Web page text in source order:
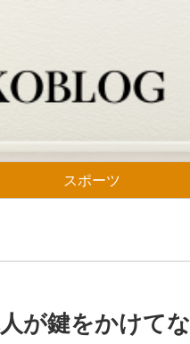
スポーツ
が鍵をかけてな